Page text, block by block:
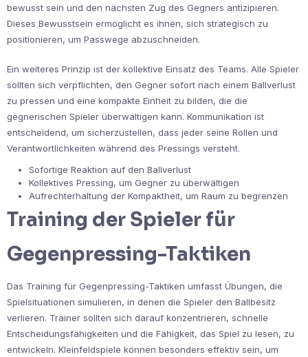
bewusst sein und den nächsten Zug des Gegners antizipieren.
Dieses Bewusstsein ermöglicht es ihnen, sich strategisch zu
positionieren, um Passwege abzuschneiden.
Ein weiteres Prinzip ist der kollektive Einsatz des Teams. Alle Spieler
sollten sich verpflichten, den Gegner sofort nach einem Ballverlust
zu pressen und eine kompakte Einheit zu bilden, die die
gegnerischen Spieler überwältigen kann. Kommunikation ist
entscheidend, um sicherzustellen, dass jeder seine Rollen und
Verantwortlichkeiten während des Pressings versteht.
Sofortige Reaktion auf den Ballverlust
Kollektives Pressing, um Gegner zu überwältigen
Aufrechterhaltung der Kompaktheit, um Raum zu begrenzen
Training der Spieler für
Gegenpressing-Taktiken
Das Training für Gegenpressing-Taktiken umfasst Übungen, die
Spielsituationen simulieren, in denen die Spieler den Ballbesitz
verlieren. Trainer sollten sich darauf konzentrieren, schnelle
Entscheidungsfähigkeiten und die Fähigkeit, das Spiel zu lesen, zu
entwickeln. Kleinfeldspiele können besonders effektiv sein, um